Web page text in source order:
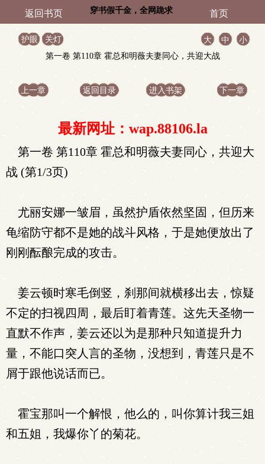
返回书页 穿书假千金，全网跪求 首页
护眼 关灯 大 中
小
第一卷 第110章 霍总和明薇夫妻同心，共迎大战
上一章 返回目录 进入书架 下一章
最新网址：wap.88106.la
第一卷 第110章 霍总和明薇夫妻同心，共迎大
战 (第1/3页)
尤丽安娜一皱眉，虽然护盾依然坚固，但历来
龟缩防守都不是她的战斗风格，于是她便放出了
刚刚酝酿完成的攻击。
姜云顿时寒毛倒竖，刹那间就横移出去，惊疑
不定的扫视四周，最后盯着青莲。这先天圣物一
直默不作声，姜云还以为是那种只知道提升力
量，不能口突人言的圣物，没想到，青莲只是不
屑于跟他说话而已。
霍宝那叫一个解恨，他么的，叫你算计我三姐
和五姐，我爆你丫的菊花。